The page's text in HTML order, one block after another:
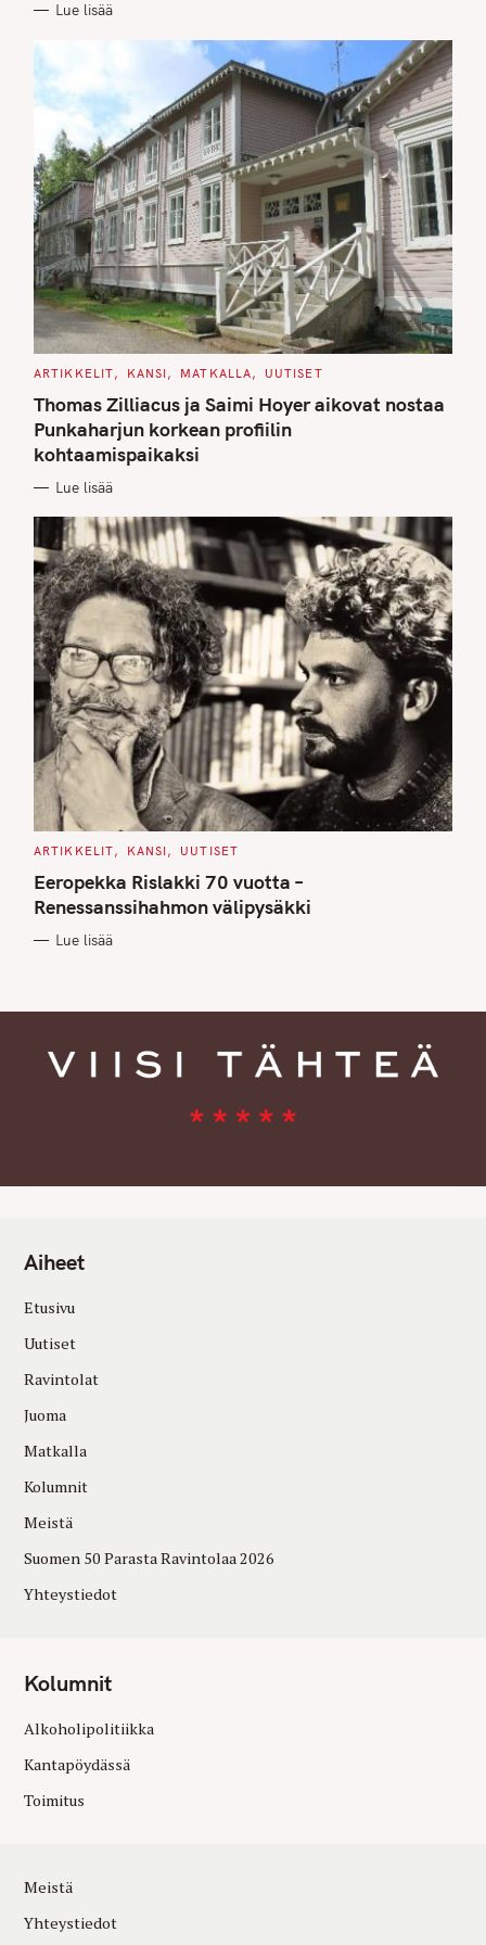
I
Lue lisää
C
T
E
G
O
R
I
S
ARTIKKELIT KANSI MATKALLA UUTISET
Thomas Zilliacus ja Saimi Hoyer aikovat nostaa
Punkaharjun korkean profiilin
kohtaamispaikaksi
Lue lisää
C
T
E
G
O
I
ARTIKKELIT KANSI UUTISET
Eeropekka Rislakki 70 vuotta –
Renessanssihahmon välipysäkki
Lue lisää
Aiheet
Etusivu
Uutiset
Ravintolat
Juoma
Matkalla
Kolumnit
Meistä
Suomen 50 Parasta Ravintolaa 2026
Yhteystiedot
Kolumnit
Alkoholipolitiikka
Kantapöydässä
Toimitus
Meistä
Yhteystiedot